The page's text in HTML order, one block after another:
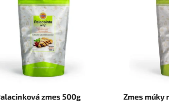
zmes 500g
Zmes múky